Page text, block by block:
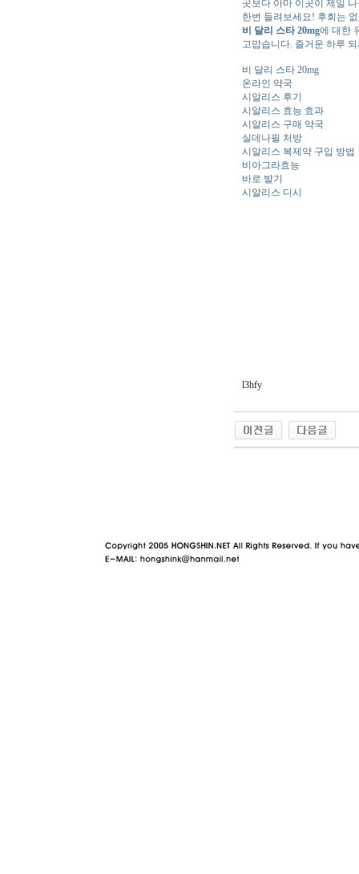
곳보다 아마 이곳이 제일
한번 들려보세요! 후회는
비 달리 스타 20mg에 대한
고맙습니다. 즐거운 하루
비 달리 스타 20mg
온라인 약국
시알리스 후기
시알리스 효능 효과
시알리스 구매 약국
실데나필 처방
시알리스 복제약 구입 방법
비아그라효능
바로 발기
시알리스 디시
l3hfy